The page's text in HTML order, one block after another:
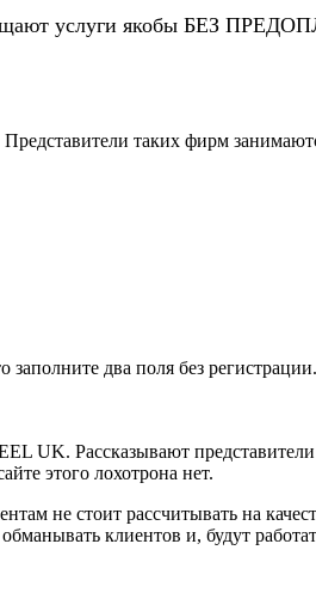
услуги якобы БЕЗ
таких фирм
заполните два поля без
UK. Рассказывают представители
этого лохотрона нет.
не стоит рассчитывать на
клиентов и, будут